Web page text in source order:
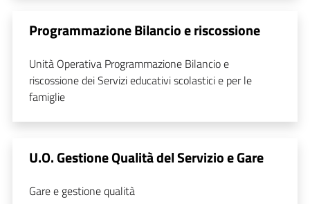
Programmazione Bilancio e riscossione
Unità Operativa Programmazione Bilancio e
riscossione dei Servizi educativi scolastici e per le
famiglie
U.O. Gestione Qualità del Servizio e Gare
Gare e gestione qualità